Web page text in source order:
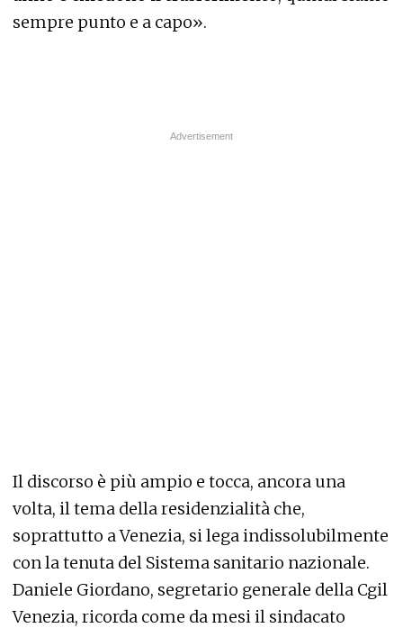
sempre punto e a capo».
Il discorso è più ampio e tocca, ancora una
volta, il tema della residenzialità che,
soprattutto a Venezia, si lega indissolubilmente
con la tenuta del Sistema sanitario nazionale.
Daniele Giordano, segretario generale della Cgil
Venezia, ricorda come da mesi il sindacato